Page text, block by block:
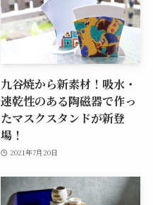
九谷焼から新素材！吸水・
速乾性のある陶磁器で作っ
たマスクスタンドが新登
場！
2021年7月20日